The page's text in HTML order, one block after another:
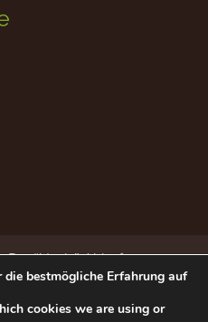
Der “ideale” Ablauf
Impressum
Kontakt
bestmögliche Erfahrung auf
cookies we are using or